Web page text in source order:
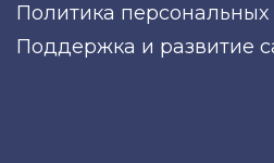
Политика
Поддержка и развитие